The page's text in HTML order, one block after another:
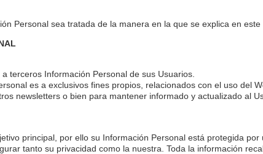
Personal sea tratada de la manera en la que se explica en este
terceros Información Personal de sus Usuarios.
es a exclusivos fines propios, relacionados con el uso del
newsletters o bien para mantener informado y actualizado al
principal, por ello su Información Personal está protegida
tanto su privacidad como la nuestra. Toda la información